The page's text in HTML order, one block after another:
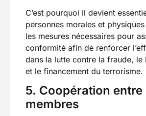
C’est pourquoi il devient
personnes morales et
les mesures nécessaires pour
conformité afin de renforcer
dans la lutte contre la fraude, le
et le financement du terrorisme.
5. Coopération entre
membres